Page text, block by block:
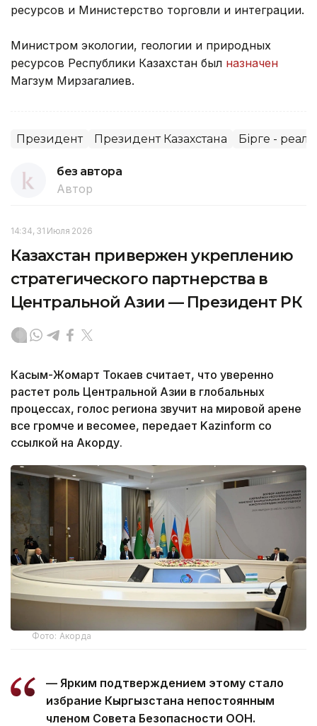
ресурсов и Министерство торговли и интеграции.
Министром экологии, геологии и природных
ресурсов Республики Казахстан был назначен
Магзум Мирзагалиев.
Президент Президент Казахстана Бірге -
без автора
Автор
14:34, 31 Июля 2026
Казахстан привержен укреплению
стратегического партнерства в
Центральной Азии — Президент РК
Касым-Жомарт Токаев считает, что уверенно
растет роль Центральной Азии в глобальных
процессах, голос региона звучит на мировой арене
все громче и весомее, передает Kazinform со
ссылкой на Акорду.
Фото: Акорда
— Ярким подтверждением этому стало
избрание Кыргызстана непостоянным
членом Совета Безопасности ООН.